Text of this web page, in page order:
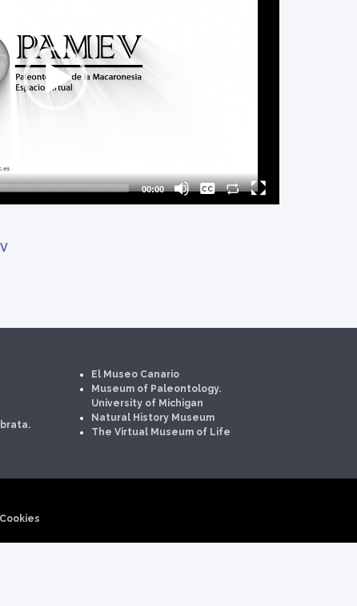
El Museo Canario
Museum of Paleontology.
University of Michigan
Natural History Museum
The Virtual Museum of Life
Cookies